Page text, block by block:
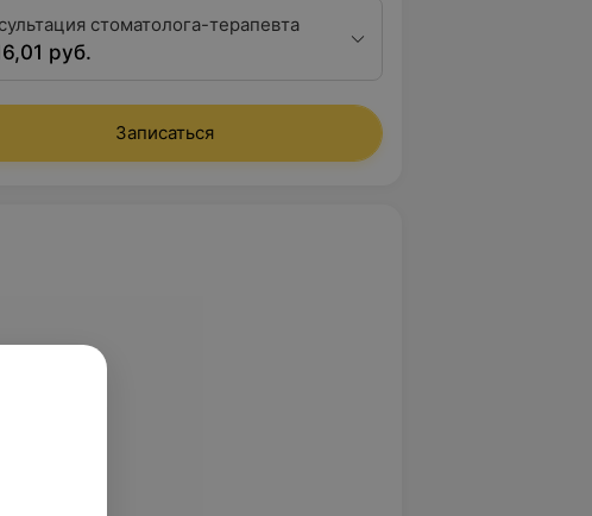
стоматолога-терапевта
руб.
Записаться